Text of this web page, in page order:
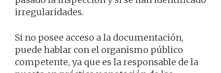
irregularidades.
Si no posee acceso a la documentación,
puede hablar con el organismo público
competente, ya que es la responsable de la